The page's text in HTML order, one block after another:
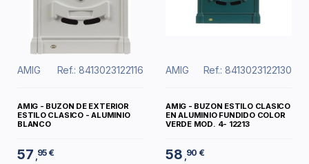
AMIG Ref.: 8413023122116
AMIG - BUZON DE EXTERIOR
ESTILO CLASICO - ALUMINIO
BLANCO
57 ,95 €
AMIG Ref.: 8413023122130
AMIG - BUZON ESTILO CLASICO
EN ALUMINIO FUNDIDO COLOR
VERDE MOD. 4- 12213
58 ,90 €